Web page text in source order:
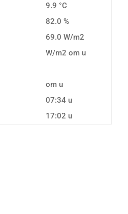
9.9 °C
82.0 %
69.0 W/m2
W/m2 om u
om u
07:34 u
17:02 u